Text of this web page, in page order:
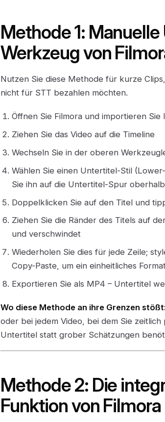
Methode 1:
Werkzeug von
Nutzen Sie diese Methode für kurze
nicht für STT bezahlen möchten.
Öffnen Sie Filmora und importieren
Ziehen Sie das Video auf die Timeline
Wechseln Sie in der oberen
Wählen Sie einen Untertitel-Stil
Sie ihn auf die Untertitel-Spur
Doppelklicken Sie auf den Titel und
Ziehen Sie die Ränder des Titels auf
und verschwindet
Wiederholen Sie dies für jede Zeile;
Copy-Paste, um ein einheitliches
Exportieren Sie als MP4 – Untertitel
Wo diese Methode an ihre Grenzen
oder bei jedem Video, bei dem Sie
Untertitel statt grober Schätzungen
Methode 2: Die
Funktion von